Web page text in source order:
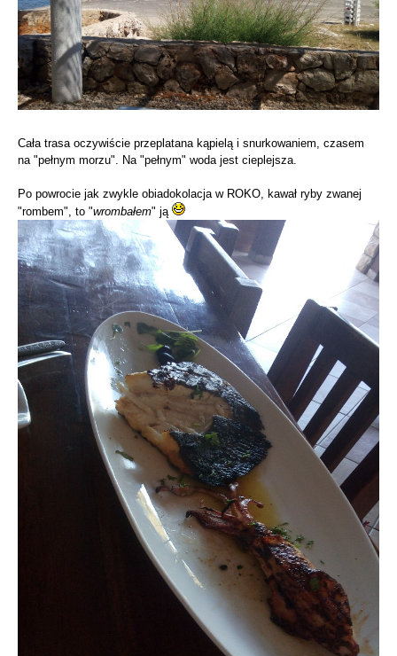
Cała trasa oczywiście przeplatana kąpielą i snurkowaniem, czasem
na "pełnym morzu". Na "pełnym" woda jest cieplejsza.
Po powrocie jak zwykle obiadokolacja w ROKO, kawał ryby zwanej
"rombem", to "wrombałem" ją